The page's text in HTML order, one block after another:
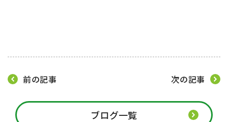
前の記事 次の記事
ブログ一覧